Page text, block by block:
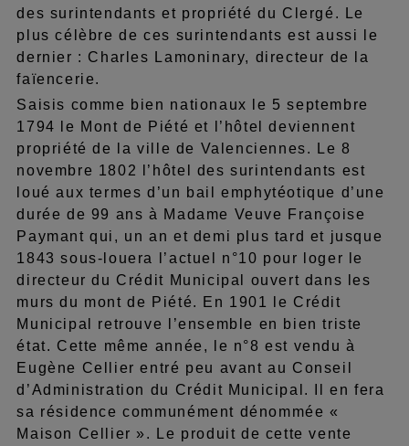
des surintendants et propriété du Clergé. Le
plus célèbre de ces surintendants est aussi le
dernier : Charles Lamoninary, directeur de la
faïencerie.
Saisis comme bien nationaux le 5 septembre
1794 le Mont de Piété et l’hôtel deviennent
propriété de la ville de Valenciennes. Le 8
novembre 1802 l’hôtel des surintendants est
loué aux termes d’un bail emphytéotique d’une
durée de 99 ans à Madame Veuve Françoise
Paymant qui, un an et demi plus tard et jusque
1843 sous-louera l’actuel n°10 pour loger le
directeur du Crédit Municipal ouvert dans les
murs du mont de Piété. En 1901 le Crédit
Municipal retrouve l’ensemble en bien triste
état. Cette même année, le n°8 est vendu à
Eugène Cellier entré peu avant au Conseil
d’Administration du Crédit Municipal. Il en fera
sa résidence communément dénommée «
Maison Cellier ». Le produit de cette vente